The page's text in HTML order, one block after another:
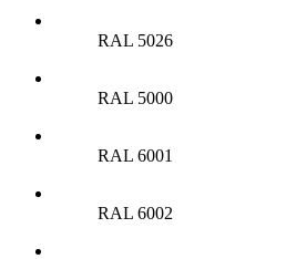
RAL 5026
RAL 5000
RAL 6001
RAL 6002